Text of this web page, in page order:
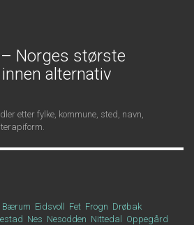
– Norges største
alternativ
etter fylke, kommune, sted, navn,
Bærum Eidsvoll Fet Frogn Drøbak
Nes Nesodden Nittedal
Oppegård